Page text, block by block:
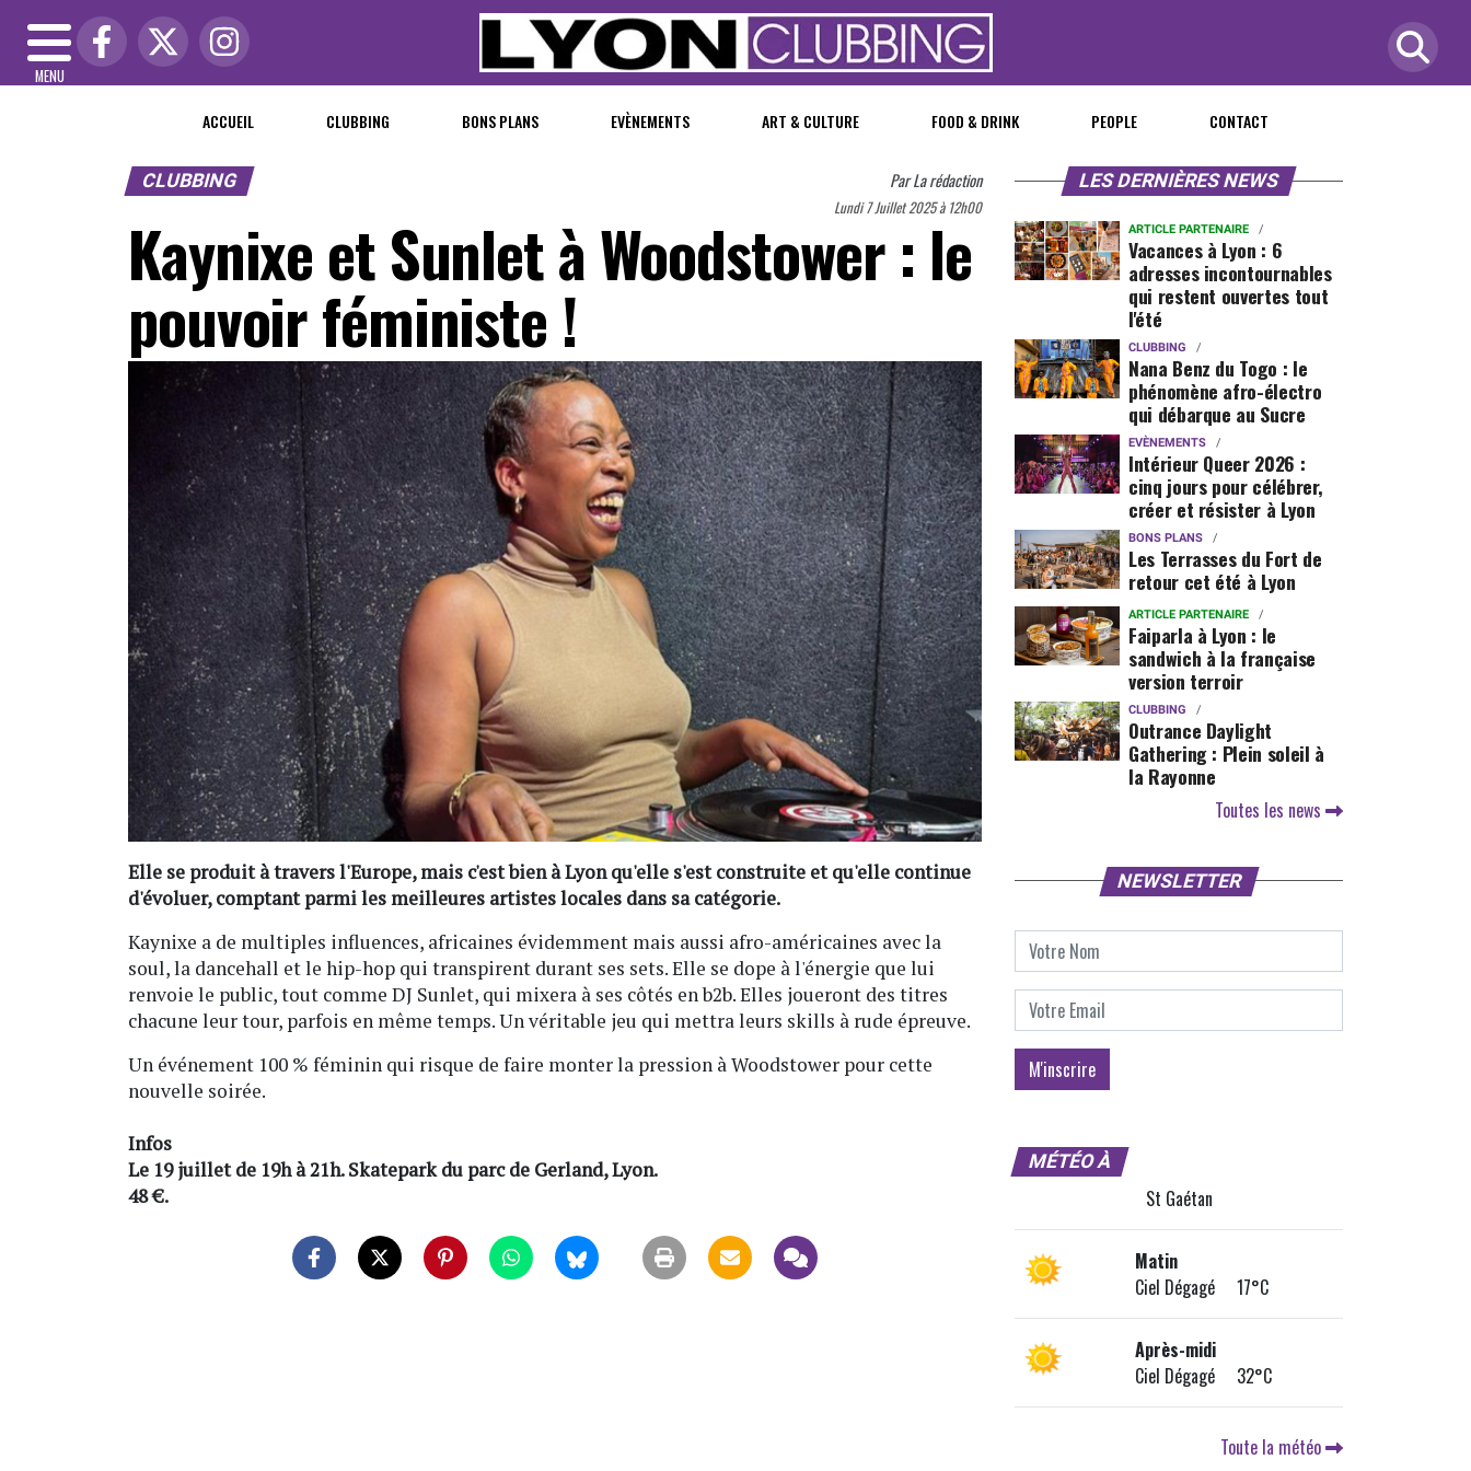
MENU
ACCUEIL CLUBBING BONS PLANS EVÈNEMENTS ART & CULTURE FOOD & DRINK PEOPLE CONTACT
CLUBBING ParLa rédaction
Lundi 7 Juillet 2025 à 12h00
Kaynixe et Sunlet à Woodstower : le
pouvoir féministe !
Elle se produit à travers l'Europe, mais c'est bien à Lyon qu'elle s'est construite et qu'elle continue
d'évoluer, comptant parmi les meilleures artistes locales dans sa catégorie.
Kaynixe a de multiples influences, africaines évidemment mais aussi afro-américaines avec la
soul, la dancehall et le hip-hop qui transpirent durant ses sets. Elle se dope à l'énergie que lui
renvoie le public, tout comme DJ Sunlet, qui mixera à ses côtés en b2b. Elles joueront des titres
chacune leur tour, parfois en même temps. Un véritable jeu qui mettra leurs skills à rude épreuve.
Un événement 100 % féminin qui risque de faire monter la pression à Woodstower pour cette
nouvelle soirée.
Infos
Le 19 juillet de 19h à 21h. Skatepark du parc de Gerland, Lyon.
48 €.
LES DERNIÈRES NEWS
ARTICLE PARTENAIRE
Vacances à Lyon : 6
adresses incontournables
qui restent ouvertes tout
l'été
CLUBBING
Nana Benz du Togo : le
phénomène afro-électro
qui débarque au Sucre
EVÈNEMENTS
Intérieur Queer 2026 :
cinq jours pour célébrer,
créer et résister à Lyon
BONS PLANS
Les Terrasses du Fort de
retour cet été à Lyon
ARTICLE PARTENAIRE
Faiparla à Lyon : le
sandwich à la française
version terroir
CLUBBING
Outrance Daylight
Gathering : Plein soleil à
la Rayonne
Toutes les news
NEWSLETTER
MÉTÉO À
St Gaétan
Matin
Ciel Dégagé 17°C
Après-midi
Ciel Dégagé 32°C
Toute la météo